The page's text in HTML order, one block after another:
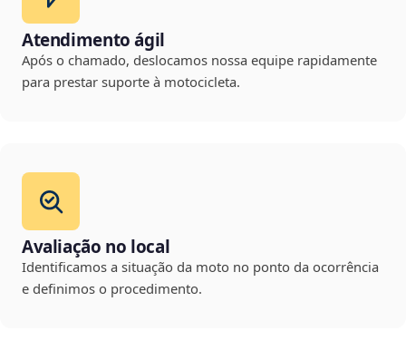
Atendimento ágil
Após o chamado, deslocamos nossa equipe rapidamente
para prestar suporte à motocicleta.
Avaliação no local
Identificamos a situação da moto no ponto da ocorrência
e definimos o procedimento.